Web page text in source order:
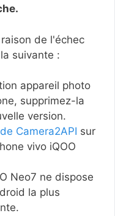
de l'échec
suivante :
appareil photo
supprimez-la
version.
Camera2API sur
vivo iQOO
Neo7 ne dispose
la plus